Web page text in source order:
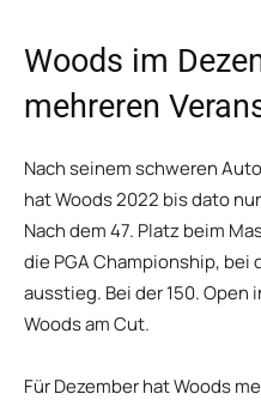
Woods im
mehreren
Nach seinem schweren
hat Woods 2022 bis dato
Nach dem 47. Platz beim
die PGA Championship, bei
ausstieg. Bei der 150.
Woods am Cut.
Für Dezember hat Woods